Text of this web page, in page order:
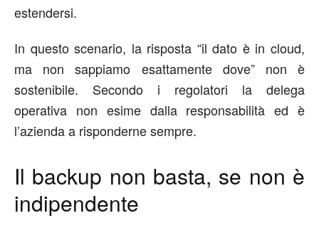
estendersi.
In questo scenario, la risposta “il dato è in cloud,
ma non sappiamo esattamente dove” non è
sostenibile. Secondo i regolatori la delega
operativa non esime dalla responsabilità ed è
l’azienda a rispondernesempre.
Il backup non basta, se non è
indipendente